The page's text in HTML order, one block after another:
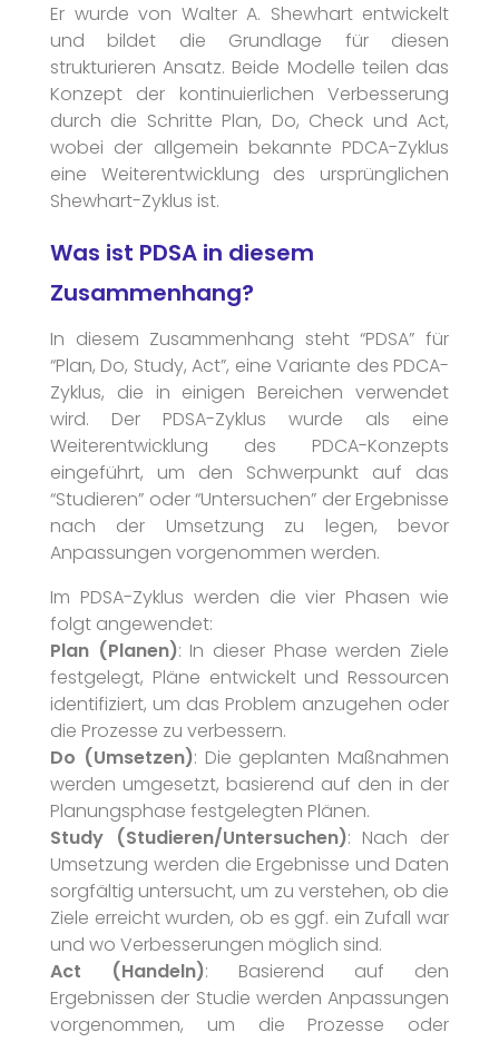
Er wurde von Walter A. Shewhart entwickelt
und bildet die Grundlage für diesen
strukturieren Ansatz. Beide Modelle teilen das
Konzept der kontinuierlichen Verbesserung
durch die Schritte Plan, Do, Check und Act,
wobei der allgemein bekannte PDCA-Zyklus
eine Weiterentwicklung des ursprünglichen
Shewhart-Zyklus ist.
Was ist PDSA in diesem
Zusammenhang?
In diesem Zusammenhang steht “PDSA” für
“Plan, Do, Study, Act”, eine Variante des PDCA-
Zyklus, die in einigen Bereichen verwendet
wird. Der PDSA-Zyklus wurde als eine
Weiterentwicklung des PDCA-Konzepts
eingeführt, um den Schwerpunkt auf das
“Studieren” oder “Untersuchen” der Ergebnisse
nach der Umsetzung zu legen, bevor
Anpassungen vorgenommen werden.
Im PDSA-Zyklus werden die vier Phasen wie
folgt angewendet:
Plan (Planen): In dieser Phase werden Ziele
festgelegt, Pläne entwickelt und Ressourcen
identifiziert, um das Problem anzugehen oder
die Prozesse zu verbessern.
Do (Umsetzen): Die geplanten Maßnahmen
werden umgesetzt, basierend auf den in der
Planungsphase festgelegten Plänen.
Study (Studieren/Untersuchen): Nach der
Umsetzung werden die Ergebnisse und Daten
sorgfältig untersucht, um zu verstehen, ob die
Ziele erreicht wurden, ob es ggf. ein Zufall war
und wo Verbesserungen möglich sind.
Act (Handeln): Basierend auf den
Ergebnissen der Studie werden Anpassungen
vorgenommen, um die Prozesse oder